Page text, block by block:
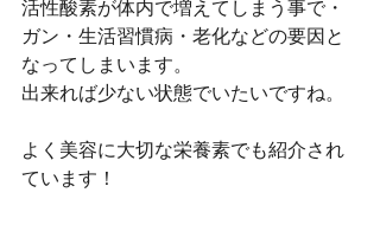
活性酸素が体内で増えてしまう事で・
ガン・生活習慣病・老化などの要因と
なってしまいます。
出来れば少ない状態でいたいですね。
よく美容に大切な栄養素でも紹介され
ています！